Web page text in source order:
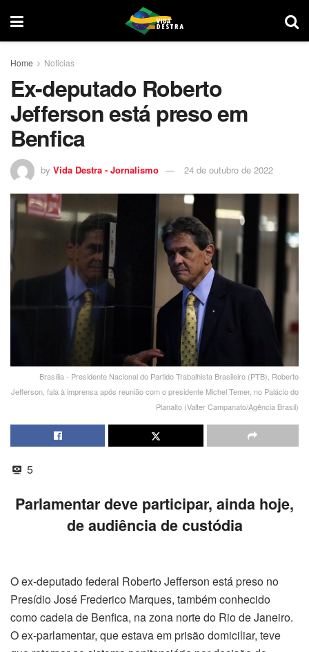
Home Noticias
Ex-deputado Roberto
Jefferson está preso em
Benfica
by Vida Destra - Jornalismo 24 de outubro de 2022
Brasília - Presidente Nacional do Partido Trabalhista Brasileiro (PTB), Roberto
Jefferson, fala à imprensa após reunião com o presidente Michel Temer, no Palácio do
Planalto (Valter Campanato/Agência Brasil)
5
Parlamentar deve participar, ainda hoje,
de audiência de custódia
O ex-deputado federal Roberto Jefferson está preso no
Presídio José Frederico Marques, também conhecido
como cadeia de Benfica, na zona norte do Riode Janeiro.
O ex-parlamentar, que estava em prisão domiciliar, teve